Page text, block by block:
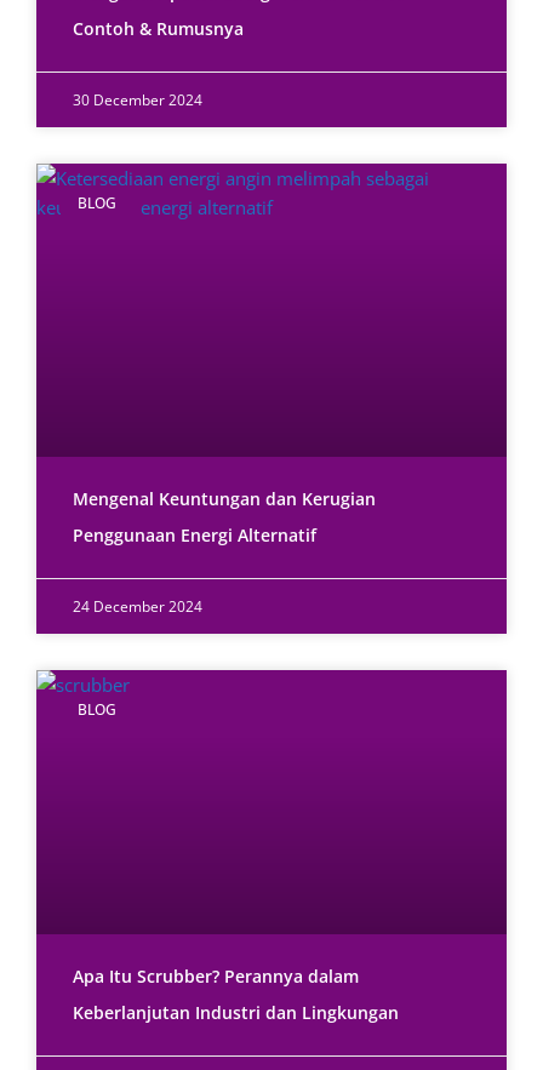
Contoh & Rumusnya
30 December 2024
BLOG
Mengenal Keuntungan dan Kerugian
Penggunaan Energi Alternatif
24 December 2024
BLOG
Apa Itu Scrubber? Perannya dalam
Keberlanjutan Industri dan Lingkungan